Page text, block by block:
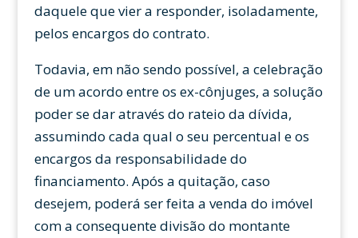
daquele que vier a responder, isoladamente,
pelos encargos do contrato.
Todavia, em não sendo possível, a celebração
de um acordo entre os ex-cônjuges, a solução
poder se dar através do rateio da dívida,
assumindo cada qual o seu percentual e os
encargos da responsabilidade do
financiamento. Após a quitação, caso
desejem, poderá ser feita a venda do imóvel
com a consequente divisão do montante